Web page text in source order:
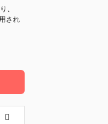
、
され